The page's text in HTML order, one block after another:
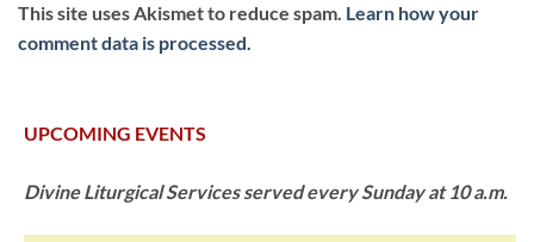
This site uses Akismet to reduce spam. Learn how your
comment data is processed.
UPCOMING EVENTS
Divine Liturgical Services served every Sunday at 10 a.m.